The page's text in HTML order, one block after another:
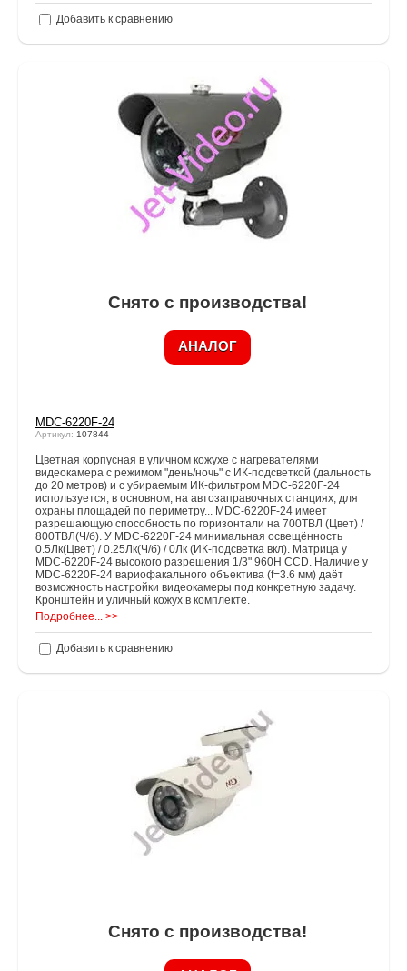
Добавить к сравнению
Снято с производства!
АНАЛОГ
MDC-6220F-24
Артикул: 107844
Цветная корпусная в уличном кожухе с нагревателями
видеокамера с режимом "день/ночь" с ИК-подсветкой (дальность
до 20 метров) и с убираемым ИК-фильтром MDC-6220F-24
используется, в основном, на автозаправочных станциях, для
охраны площадей по периметру... MDC-6220F-24 имеет
разрешающую способность по горизонтали на 700ТВЛ (Цвет) /
800ТВЛ(Ч/б). У MDC-6220F-24 минимальная освещённость
0.5Лк(Цвет) / 0.25Лк(Ч/б) / 0Лк (ИК-подсветка вкл). Матрица у
MDC-6220F-24 высокого разрешения 1/3" 960Н CCD. Наличие у
MDC-6220F-24 вариофакального объектива (f=3.6 мм) даёт
возможность настройки видеокамеры под конкретную задачу.
Кронштейн и уличный кожух в комплекте.
Подробнее... >>
Добавить к сравнению
Снято с производства!